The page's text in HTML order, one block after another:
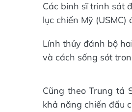
Các binh sĩ trinh sát
lục chiến Mỹ
Lính thủy đánh bộ
và cách sống sót
Cũng theo Trung tá
khả năng chiến đấu